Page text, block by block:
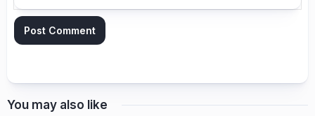
You may also like